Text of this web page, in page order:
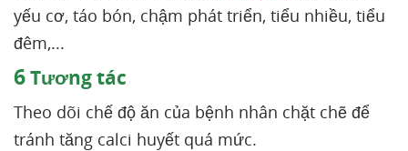
yếu cơ, táo bón, chậm phát triển, tiểu nhiều, tiểu
đêm,...
6Tương tác
Theo dõi chế độ ăn của bệnh nhân chặt chẽ để
tránh tăng calci huyết quá mức.